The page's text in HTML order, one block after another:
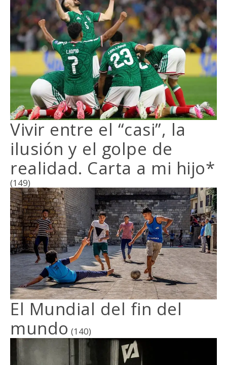
Vivir entre el “casi”, la
ilusión y el golpe de
realidad. Carta a mi hijo*
(149)
El Mundial del fin del
mundo (140)